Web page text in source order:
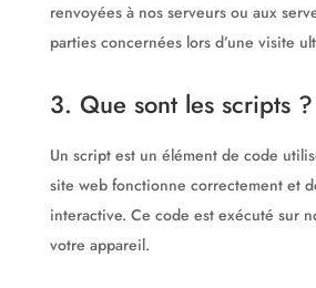
renvoyées à nos serveurs ou aux
parties concernées lors d’une visite
3. Que sont les scripts ?
Un script est un élément de code
site web fonctionne correctement et
interactive. Ce code est exécuté sur
votre appareil.